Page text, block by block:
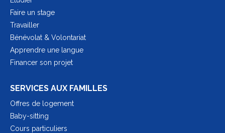
Faire un stage
Travailler
Bénévolat & Volontariat
Apprendre une langue
Financer son projet
SERVICES AUX FAMILLES
Offres de logement
Baby-sitting
Cours particuliers